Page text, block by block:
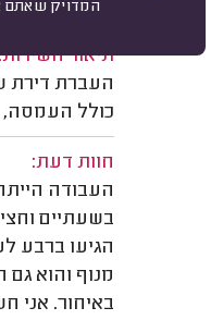
המדויק שאתם
משוב: 28/06/2026
תיאור
העברת דירת
כולל העמסה,
חוות דעת:
העבודה
בשעתיים
הגיעו ברבע
מנוף והוא
באיחור. אני